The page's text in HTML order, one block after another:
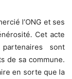
l’ONG et ses
Cet acte
sont
de sa commune.
en sorte que la